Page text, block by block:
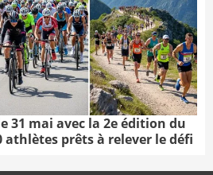
31 mai avec la 2e édition du
prêts à relever le défi